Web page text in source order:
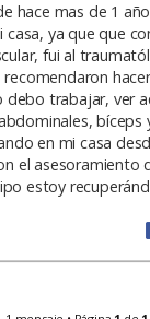
hace mas de 1
ya que que
fui al
trabajar, ver
bíceps
en mi casa
asesoramiento
estoy